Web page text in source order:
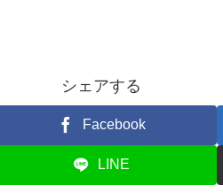
シェアする
Facebook
LINE